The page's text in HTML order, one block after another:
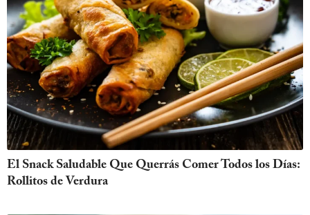
El Snack Saludable Que Querrás Comer Todos los Días:
Rollitos de Verdura